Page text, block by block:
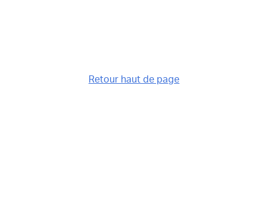
Retour haut de page